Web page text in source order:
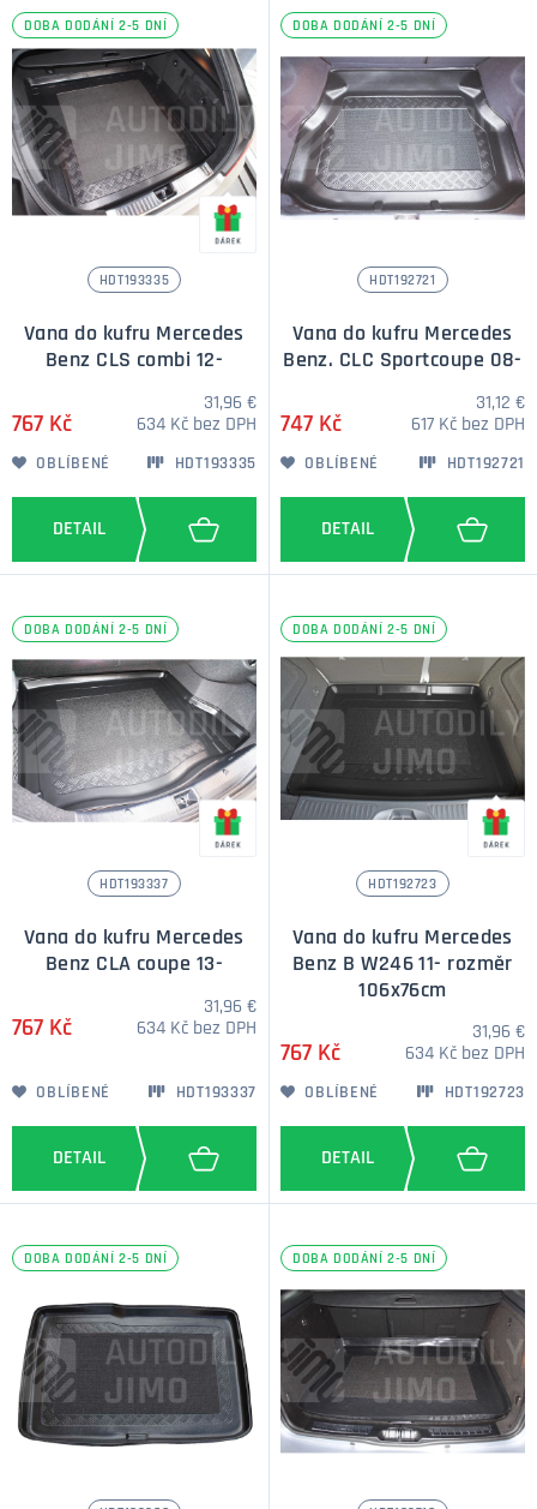
DOBA DODÁNÍ 2-5 DNÍ
HDT193335
Vana do kufru Mercedes
Benz CLS combi 12-
767 Kč
31,96 €
634 Kč bez DPH
OBLÍBENÉ HDT193335
DOBA DODÁNÍ 2-5 DNÍ
HDT192721
Vana do kufru Mercedes
Benz. CLC Sportcoupe 08-
747 Kč
31,12 €
617 Kč bez DPH
OBLÍBENÉ HDT192721
DOBA DODÁNÍ 2-5 DNÍ
HDT193337
Vana do kufru Mercedes
Benz CLA coupe 13-
767 Kč
31,96 €
634 Kč bez DPH
OBLÍBENÉ HDT193337
DOBA DODÁNÍ 2-5 DNÍ
HDT192723
Vana do kufru Mercedes
Benz B W246 11- rozměr
106x76cm
767 Kč
31,96 €
634 Kč bez DPH
OBLÍBENÉ HDT192723
DOBA DODÁNÍ 2-5 DNÍ DOBA DODÁNÍ 2-5 DNÍ